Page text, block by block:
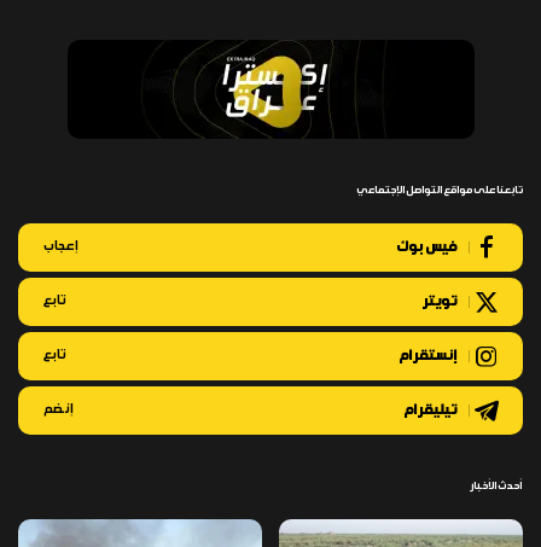
تابعنا على مواقع التواصل الإجتماعي
فيس بوك إعجاب
تويتر تابع
إنستقرام تابع
تيليقرام إنضم
أحدث الأخبار